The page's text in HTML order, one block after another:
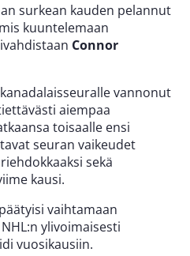
surkean kauden pelannut
kuuntelemaan
Connor
vannonut
aiempaa
toisaalle ensi
seuran vaikeudet
sekä
kausi.
vaihtamaan
ylivoimaisesti
vuosikausiin.